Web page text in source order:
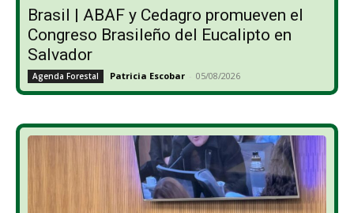
Brasil | ABAF y Cedagro promueven el
Congreso Brasileño del Eucalipto en
Salvador
Agenda Forestal Patricia Escobar - 05/08/2026